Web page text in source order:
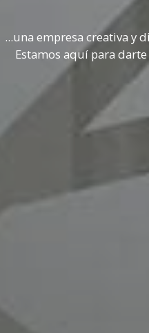
...una empresa creativa y
Estamos aquí para